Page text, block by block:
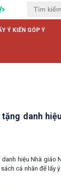
Ý KIẾN GÓP Ý
danh
hiệu Nhà giáo
cá nhân để lấy